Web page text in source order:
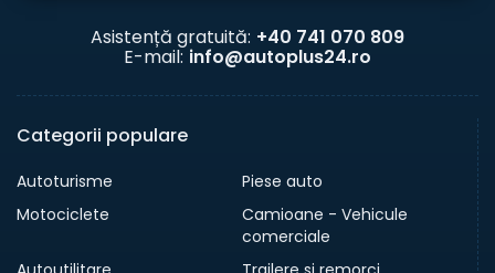
Asistență gratuită: +40 741 070 809
E-mail: info@autoplus24.ro
Categorii populare
Autoturisme
Piese auto
Motociclete
Camioane - Vehicule
comerciale